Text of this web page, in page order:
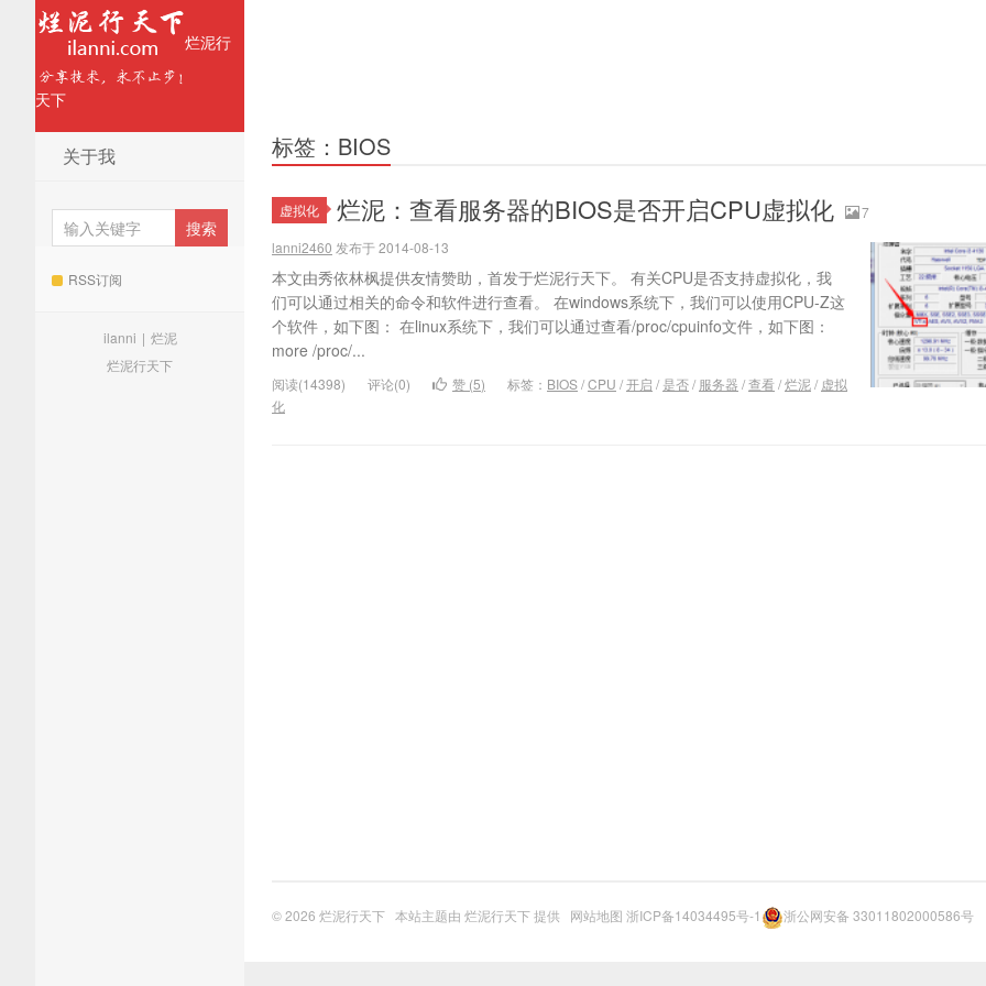
烂泥行
天下
关于我
RSS订阅
ilanni | 烂泥
烂泥行天下
标签：BIOS
虚拟化 烂泥：查看服务器的BIOS是否开启CPU虚拟化
7
lanni2460 发布于 2014-08-13
本文由秀依林枫提供友情赞助，首发于烂泥行天下。 有关CPU是否支持虚拟化，我
们可以通过相关的命令和软件进行查看。 在windows系统下，我们可以使用CPU-Z这
个软件，如下图： 在linux系统下，我们可以通过查看/proc/cpuinfo文件，如下图：
more /proc/...
阅读(14398) 评论(0) 赞 (5) 标签： BIOS/CPU /开启 / 是否/ 服务器 /查看/烂泥/ 虚拟
化
© 2026 烂泥行天下 本站主题由 烂泥行天下提供 网站地图 浙ICP备14034495号-1 浙公网安备 33011802000586号